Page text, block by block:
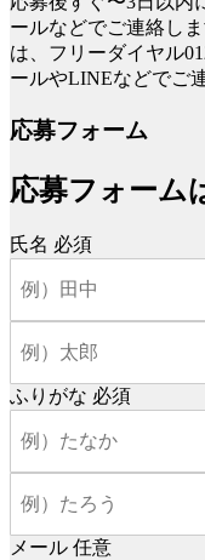
ールなどでご連絡しま
は、フリーダイヤル
ールやLINEなどでご
応募フォーム
応募フォーム
氏名 必須
ふりがな 必須
メール 任意